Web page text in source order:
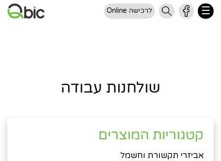
לרכישה Online
שולחנות עבודה
קטגוריות המוצרים
אביזרי תקשורת וחשמל